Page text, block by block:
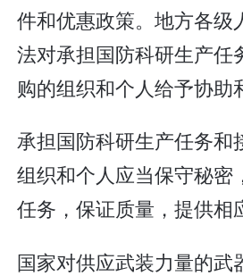
件和优惠政策。地方各级
法对承担国防科研生产任
购的组织和个人给予协助
承担国防科研生产任务和
组织和个人应当保守秘密
任务，保证质量，提供相
国家对供应武装力量的武